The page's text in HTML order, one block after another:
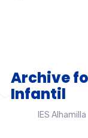
Archive
Infantil
IES Alhamilla